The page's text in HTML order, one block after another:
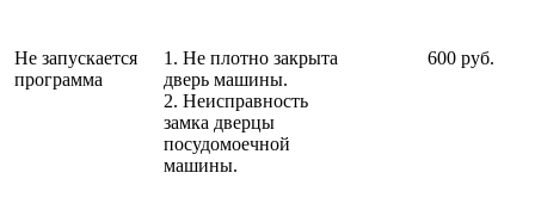
Не запускается
программа
1. Не плотно закрыта
дверь машины.
2. Неисправность
замка дверцы
посудомоечной
машины.
600 руб.